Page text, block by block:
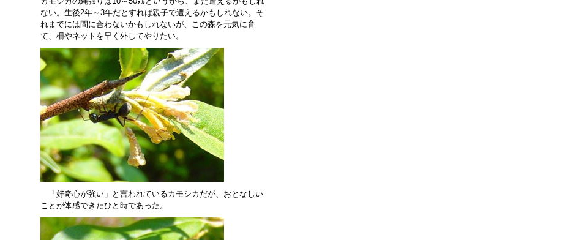
ない。生後2年～3年だとすれば親子で遭えるかもしれない。そ
れまでには間に合わないかもしれないが、この森を元気に育
て、柵やネットを早く外してやりたい。
「好奇心が強い」と言われているカモシカだが、おとなしい
ことが体感できたひと時であった。